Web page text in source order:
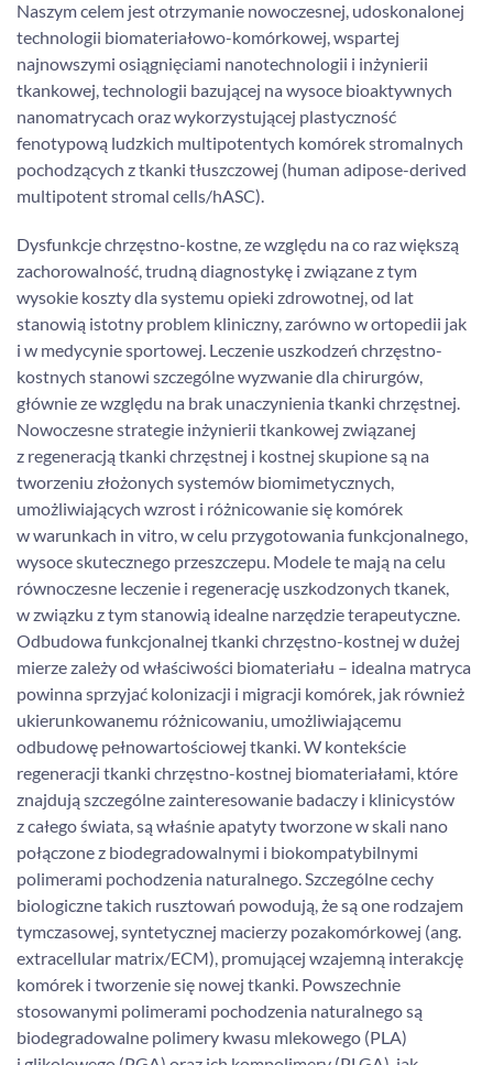
Naszym celem jest otrzymanie nowoczesnej, udoskonalonej
technologii biomateriałowo-komórkowej, wspartej
najnowszymi osiągnięciami nanotechnologii i inżynierii
tkankowej, technologii bazującej na wysoce bioaktywnych
nanomatrycach oraz wykorzystującej plastyczność
fenotypową ludzkich multipotentych komórek stromalnych
pochodzących z tkanki tłuszczowej (human adipose-derived
multipotent stromal cells/hASC).
Dysfunkcje chrzęstno-kostne, ze względu na co raz większą
zachorowalność, trudną diagnostykę i związane z tym
wysokie koszty dla systemu opieki zdrowotnej, od lat
stanowią istotny problem kliniczny, zarówno w ortopedii jak
i w medycynie sportowej. Leczenie uszkodzeń chrzęstno-
kostnych stanowi szczególne wyzwanie dla chirurgów,
głównie ze względu na brak unaczynienia tkanki chrzęstnej.
Nowoczesne strategie inżynierii tkankowej związanej
z regeneracją tkanki chrzęstnej i kostnej skupione są na
tworzeniu złożonych systemów biomimetycznych,
umożliwiających wzrost i różnicowanie się komórek
w warunkach in vitro, w celu przygotowania funkcjonalnego,
wysoce skutecznego przeszczepu. Modele te mają na celu
równoczesne leczenie i regenerację uszkodzonych tkanek,
w związku z tym stanowią idealne narzędzie terapeutyczne.
Odbudowa funkcjonalnej tkanki chrzęstno-kostnej w dużej
mierze zależy od właściwości biomateriału – idealna matryca
powinna sprzyjać kolonizacji i migracji komórek, jak również
ukierunkowanemu różnicowaniu, umożliwiającemu
odbudowę pełnowartościowej tkanki. W kontekście
regeneracji tkanki chrzęstno-kostnej biomateriałami, które
znajdują szczególne zainteresowanie badaczy i klinicystów
z całego świata, są właśnie apatyty tworzone w skali nano
połączone z biodegradowalnymi i biokompatybilnymi
polimerami pochodzenia naturalnego. Szczególne cechy
biologiczne takich rusztowań powodują, że są one rodzajem
tymczasowej, syntetycznej macierzy pozakomórkowej (ang.
extracellular matrix/ECM), promującej wzajemną interakcję
komórek i tworzenie się nowej tkanki. Powszechnie
stosowanymi polimerami pochodzenia naturalnego są
biodegradowalne polimery kwasu mlekowego (PLA)